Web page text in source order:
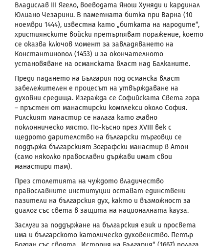
Владислав III Ягело, воеводата Янош Хуняди и кардинал
Юлиано Чезарини. В паметната битка при Варна (10
ноември 1444), известна като „битката на народите“,
християнските войски претърпяват поражение, което
се оказва ключов момент за завладяването на
Константинопол (1453) и за окончателното
установяване на османската власт над Балканите.
Преди падането на България под османска власт
забележителен е процесът на утвърждаване на
духовни средища. Изгражда се Софийската Света гора
– пръстен от манастирски комплекси около София.
Рилският манастир се налага като главно
поклонническо място. По-късно през XVIII век с
щедрото дарителство на български търговци се
поддържа българският Зографски манастир в Атон
(само няколко православни държави имат свои
манастири там).
През столетията на чуждото владичество
православните институции остават единствени
пазители на българския дух, както и възможност за
диалог със света в защита на националната кауза.
Заслуги за поддържане на българския език и просвета
има и българското католическо духовенство. Петър